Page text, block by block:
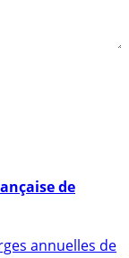
de